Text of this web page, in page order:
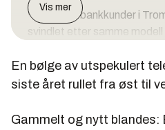
* I høst ble bankkunder i
svindlet etter samme
eksisterende Statens
Bankenes Betalingssentral
offisiell advarsel. (ANB)
Vis mer
En bølge av utspekulert
siste året rullet fra øst til
Gammelt og nytt blandes: